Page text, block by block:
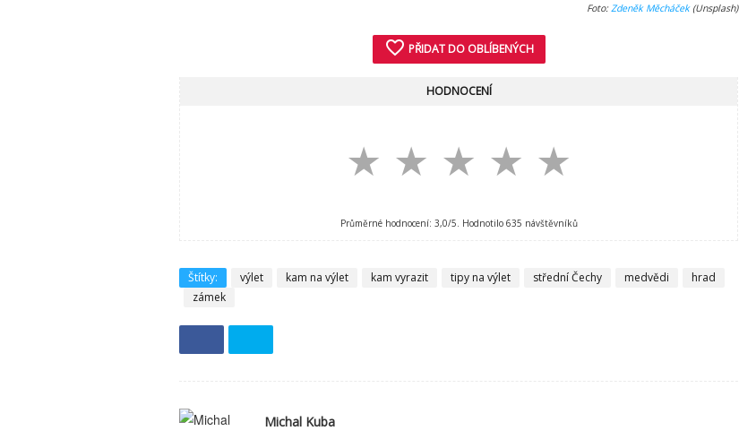
Foto:Zdeněk Měcháček(Unsplash)
favorite_border PŘIDAT DO OBLÍBENÝCH
HODNOCENÍ
★
★
★
★
★
Průměrné hodnocení: 3,0/5. Hodnotilo 635 návštěvníků
Štítky: výlet kam na výlet kam vyrazit tipy na výlet střední Čechy medvědi
hrad
zámek
Michal Kuba